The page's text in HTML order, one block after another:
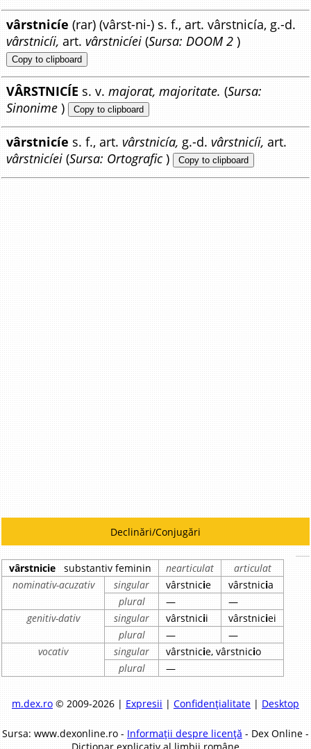
vârstnicíe (rar) (vârst-ni-) s. f., art. vârstnicía, g.-d.
vârstnicíi, art. vârstnicíei (Sursa: DOOM 2 )
Copy to clipboard
VÂRSTNICÍE s. v.majorat, majoritate. (Sursa:
Sinonime ) Copy to clipboard
vârstnicíe s. f., art. vârstnicía, g.-d. vârstnicíi,art.
vârstnicíei (Sursa: Ortografic) Copy to clipboard
Declinări/Conjugări
vârstnicie substantiv feminin nearticulat
articulat
nominativ-acuzativ
singular vârstnicie vârstnicia
plural
—
—
genitiv-dativ
singular vârstnicii vârstniciei
plural
—
—
vocativ
singular vârstnicie, vârstnicio
plural
—
m.dex.ro© 2009-2026 | Expresii | Confidențialitate| Desktop
Sursa: www.dexonline.ro - Informații despre licență - Dex Online -
Dicționar explicativ al limbii române